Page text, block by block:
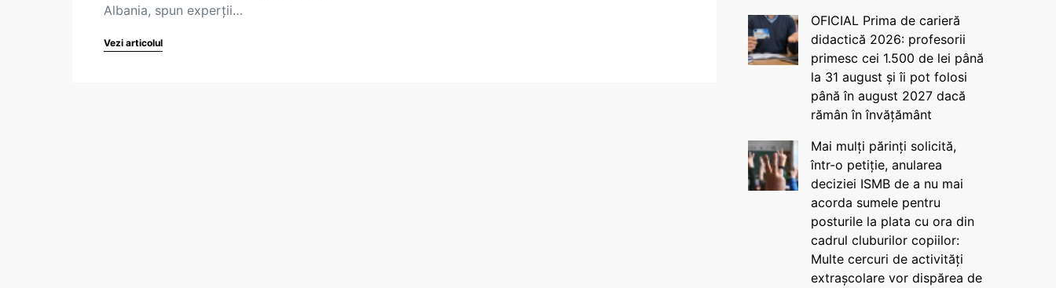
Albania, spun experții…
Vezi articolul
OFICIAL Prima de carieră
didactică 2026: profesorii
primesc cei 1.500 de lei până
la 31 august și îi pot folosi
până în august 2027 dacă
rămân în învățământ
Mai mulți părinți solicită,
într-o petiție, anularea
deciziei ISMB de a nu mai
acorda sumele pentru
posturile la plata cu ora din
cadrul cluburilor copiilor:
Multe cercuri de activități
extrașcolare vor dispărea de